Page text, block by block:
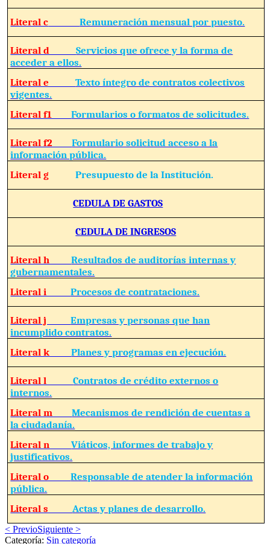
Literal c Remuneración mensual por puesto.
Literal dServicios que ofrece y la forma de
acceder a ellos.
Literal eTexto íntegro de contratos colectivos
vigentes.
Literal f1Formularios o formatos de solicitudes.
Literal f2Formulario solicitud acceso a la
información pública.
Literal gPresupuesto de la Institución.
CEDULA DE GASTOS
CEDULA DE INGRESOS
Literal hResultados de auditorías internas y
gubernamentales.
Literal iProcesos de contrataciones.
Literal jEmpresas y personas que han
incumplido contratos.
Literal kPlanes y programas en ejecución.
Literal lContratos de crédito externos o
internos.
Literal mMecanismos de rendición de cuentas a
la ciudadanía.
Literal nViáticos, informes de trabajo y
justificativos.
Literal oResponsable de atender la información
pública.
Literal s Actas y planes de desarrollo.
< PrevioSiguiente >
Categoría: Sin categoría